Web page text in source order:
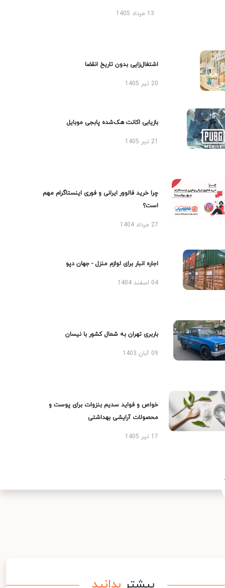
13 مرداد 1405
اشتغال‌زایی بدون تاریخ انقضا
20 تیر 1405
بازیابی اکانت هک‌شده پابجی موبایل
چرا خرید فالوور ایرانی و فوری اینستاگرام مهم
است؟
27 مرداد 1404
اجاره انبار برای لوازم منزل - جهان دپو
04 اسفند 1404
باربری تهران به شمال کشور با نیسان
09 آبان 1403
خواص و فواید سدیم بنزوات برای پوست و
محصولات آرایشی بهداشتی
17 تیر 1405